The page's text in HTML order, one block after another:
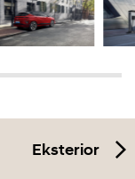
Eksterior